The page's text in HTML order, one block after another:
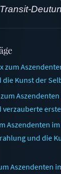
zum
die Kunst der
verzauberte
Aszendenten
und die
Aszendenten